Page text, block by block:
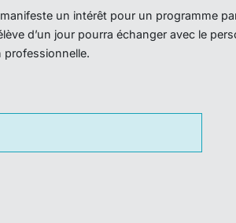
un intérêt pour un programme
d’un jour pourra échanger avec le
professionnelle.